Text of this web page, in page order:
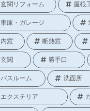
玄関リフォーム 屋根
車庫・ガレージ
内窓 断熱窓
玄関 勝手口
バスルーム 洗面所
エクステリア